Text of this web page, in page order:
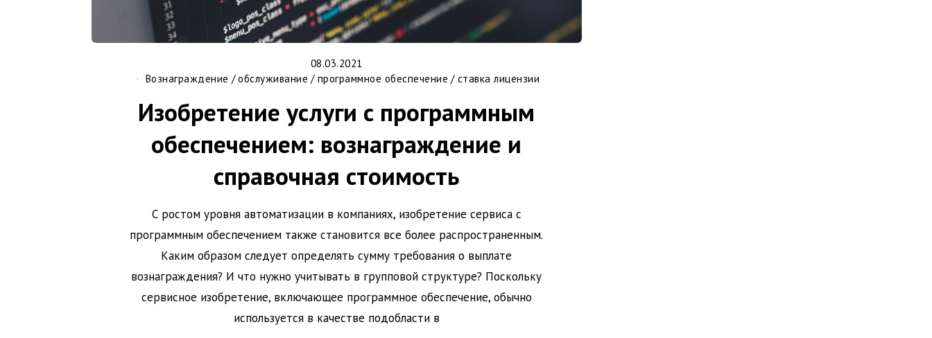
08.03.2021
Вознаграждение / обслуживание / программное обеспечение / ставка лицензии
Изобретение услуги с программным
обеспечением: вознаграждение и
справочная стоимость
С ростом уровня автоматизации в компаниях, изобретение сервиса с
программным обеспечением также становится все более распространенным.
Каким образом следует определять сумму требования о выплате
вознаграждения? И что нужно учитывать в групповой структуре? Поскольку
сервисное изобретение, включающее программное обеспечение, обычно
используется в качестве подобласти в